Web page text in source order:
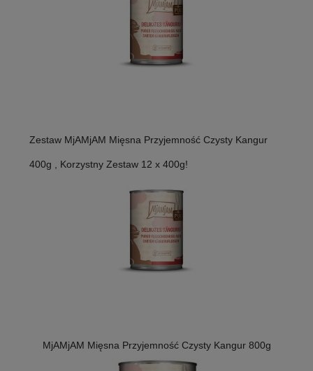
Zestaw MjAMjAM Mięsna Przyjemność Czysty Kangur
400g , Korzystny Zestaw 12 x 400g!
MjAMjAM Mięsna Przyjemność Czysty Kangur 800g